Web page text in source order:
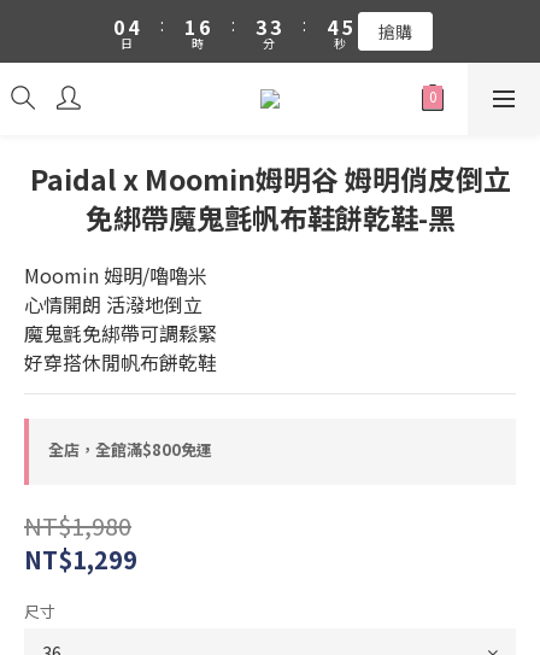
吉伊卡哇 新品上市88折+滿件贈零錢包(隨機)
04
3
日
:
1
0
6
5
0
時
:
3
2
0
3
2
0
分
:
4
3
5
4
0
秒 搶購
吉伊卡哇 新品上市88折+滿件贈零錢包(隨機)
Paidal x Moomin姆明谷 姆明俏皮倒立
免綁帶魔鬼氈帆布鞋餅乾鞋-黑
Moomin 姆明/嚕嚕米
心情開朗 活潑地倒立
魔鬼氈免綁帶可調鬆緊
好穿搭休閒帆布餅乾鞋
全店，全館滿$800免運
NT$1,980
NT$1,299
尺寸